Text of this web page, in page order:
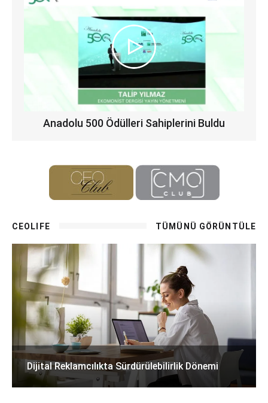
Anadolu 500 Ödülleri Sahiplerini Buldu
CEOLIFE TÜMÜNÜ GÖRÜNTÜLE
Dijital Reklamcılıkta Sürdürülebilirlik Dönemi